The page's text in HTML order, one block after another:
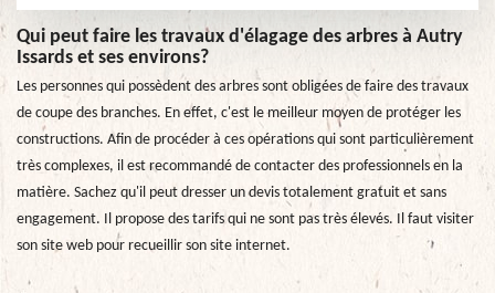
Qui peut faire les travaux d'élagage des arbres à Autry
Issards et ses environs?
Les personnes qui possèdent des arbres sont obligées de faire des travaux
de coupe des branches. En effet, c'est le meilleur moyen de protéger les
constructions. Afin de procéder à ces opérations qui sont particulièrement
très complexes, il est recommandé de contacter des professionnels en la
matière. Sachez qu'il peut dresser un devis totalement gratuit et sans
engagement. Il propose des tarifs qui ne sont pas très élevés. Il faut visiter
son site web pour recueillir son site internet.